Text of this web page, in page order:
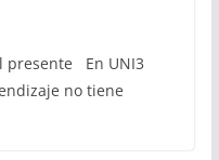
presente En UNI3
no tiene